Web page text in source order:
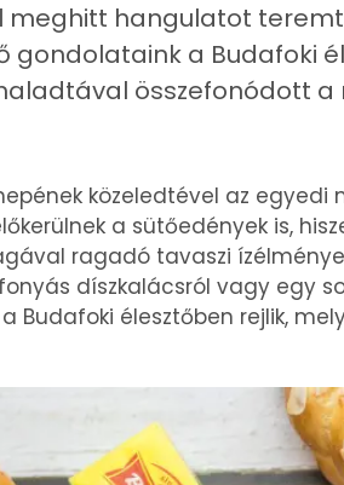
hangulatot
gondolataink a Budafoki
összefonódott
közeledtével az
a sütőedények is,
ragadó tavaszi
díszkalácsról vagy egy
Budafoki élesztőben rejlik,